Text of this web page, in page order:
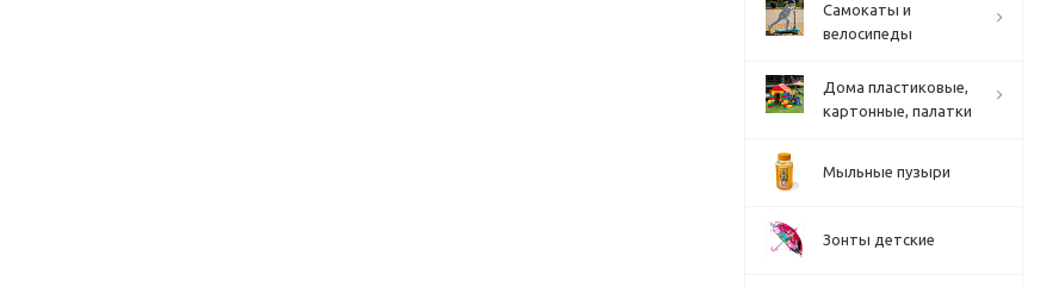
Cамокаты и
велосипеды
Дома пластиковые,
картонные, палатки
Мыльные пузыри
Зонты детские